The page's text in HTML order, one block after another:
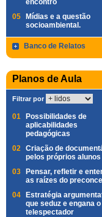
encontro
05
Mídias e a questão
socioambiental.
Banco de Relatos
Planos de Aula
Filtrar por
01
Possibilidades de
aplicabilidades
pedagógicas
02 Criação de
pelos próprios alunos
03
Pensar, refletir e
as raízes do
04
Estratégia
que seduz e engana o
telespectador